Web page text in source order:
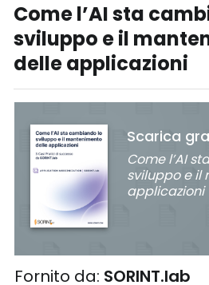
Come l’AI sta
sviluppo e il
delle applicazioni
Scarica
Come l’AI
sviluppo e il
applicazioni
Fornito da: SORINT.lab